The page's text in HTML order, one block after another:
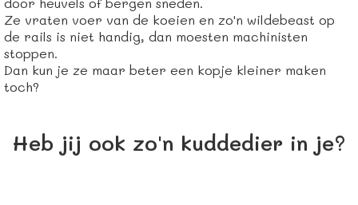
Ze vraten voer van de koeien en zo'n wildebeast op
de rails is niet handig, dan moesten machinisten
stoppen.
Dan kun je ze maar beter een kopje kleiner maken
toch?
Heb jij ook zo'n kuddedier in je?